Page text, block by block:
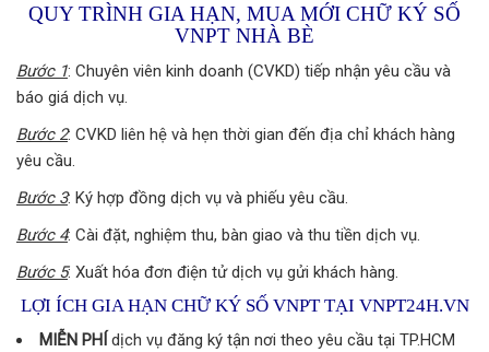
QUY TRÌNH GIA HẠN, MUA MỚI CHỮ KÝ SỐ
VNPT NHÀ BÈ
Bước 1: Chuyên viên kinh doanh (CVKD) tiếp nhận yêu cầu và
báo giá dịch vụ.
Bước 2: CVKD liên hệ và hẹn thời gian đến địa chỉ khách hàng
yêu cầu.
Bước 3: Ký hợp đồng dịch vụ và phiếu yêu cầu.
Bước 4: Cài đặt, nghiệm thu, bàn giao và thu tiền dịch vụ.
Bước 5: Xuất hóa đơn điện tử dịch vụ gửi khách hàng.
LỢI ÍCH GIA HẠN CHỮ KÝ SỐ VNPT TẠI VNPT24H.VN
MIỄN PHÍ dịch vụ đăng ký tận nơi theo yêu cầu tại TP.HCM